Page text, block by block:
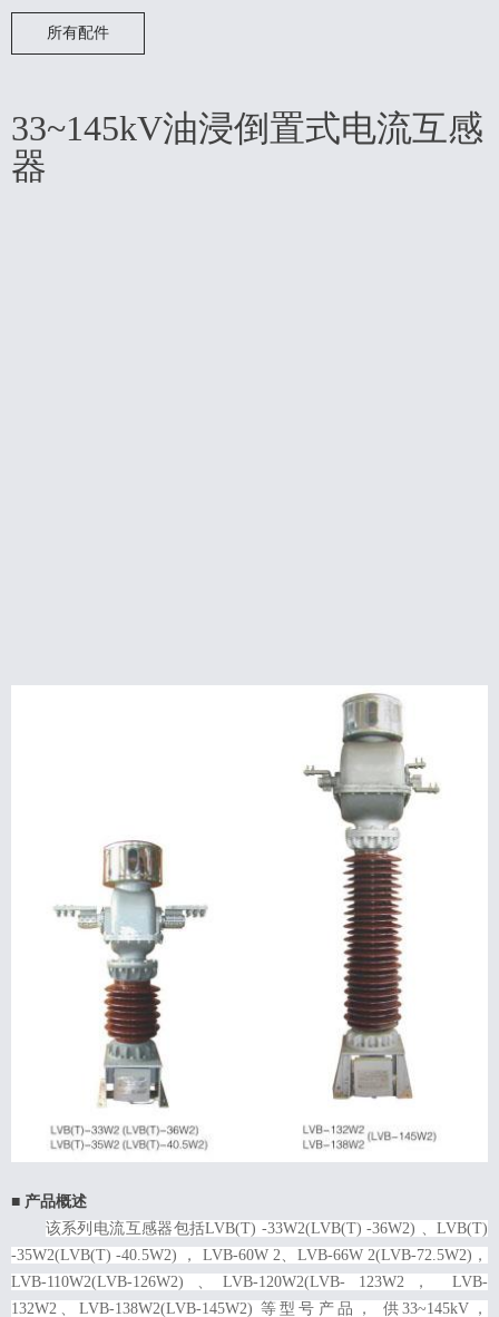
33~145kV油浸倒置式电流互感
器
所有配件
■ 产品概述
该系列电流互感器包括LVB(T) -33W2(LVB(T) -36W2) 、LVB(T)
-35W2(LVB(T) -40.5W2) ， LVB-60W 2、LVB-66W 2(LVB-72.5W2)，
LVB-110W2(LVB-126W2) 、LVB-120W2(LVB- 123W2， LVB-
132W2、LVB-138W2(LVB-145W2) 等型号产品， 供33~145kV，